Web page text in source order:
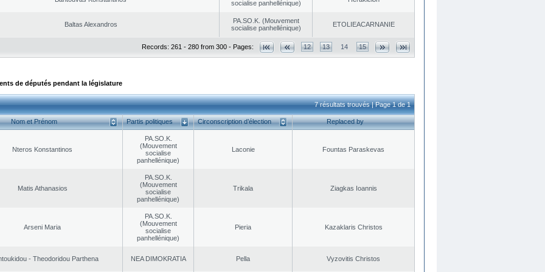
socialise panhellénique)
Baltas Alexandros
PA.SO.K. (Mouvement
socialise panhellénique)
EΤOLIEACARNANIE
Records: 261 - 280 from 300 - Pages: 12 13 14 15
de députés pendant la législature
7 résultats trouvés | Page 1 de 1
Nom et Prénom Partis politiques Circonscription d’élection Replaced by
Nteros Konstantinos
PA.SO.K.
(Mouvement
socialise
panhellénique)
Laconie Fountas Paraskevas
Matis Athanasios
PA.SO.K.
(Mouvement
socialise
panhellénique)
Trikala Ziagkas Ioannis
Arseni Maria
PA.SO.K.
(Mouvement
socialise
panhellénique)
Pieria Kazaklaris Christos
- Theodoridou Parthena NEA DΙMOKRATIA Pella Vyzovitis Christos